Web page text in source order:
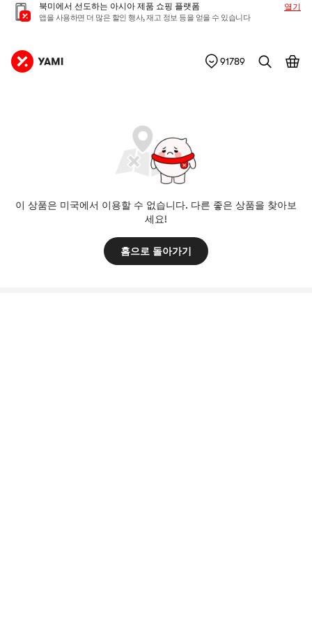
북미에서 선도하는 아시아 제품 쇼핑 플랫폼
앱을 사용하면 더 많은 할인 행사, 재고 정보 등을 얻을 수 있습니다
열기
91789
이 상품은 미국에서 이용할 수 없습니다. 다른 좋은 상품을 찾아보
세요!
홈으로 돌아가기